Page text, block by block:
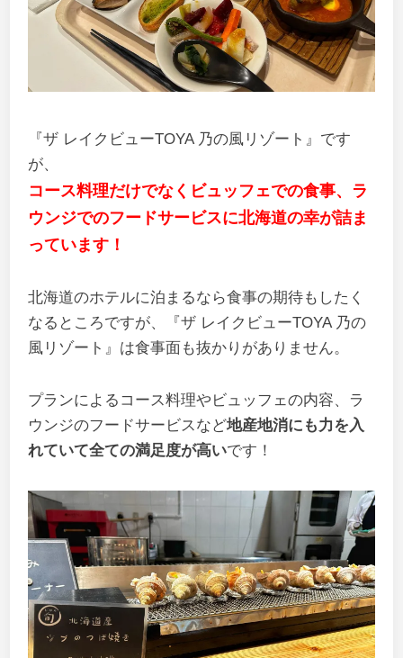
『ザ レイクビューTOYA 乃の風リゾート』です
が、
コース料理だけでなくビュッフェでの食事、ラ
ウンジでのフードサービスに北海道の幸が詰ま
っています！
北海道のホテルに泊まるなら食事の期待もしたく
なるところですが、『ザ レイクビューTOYA 乃の
風リゾート』は食事面も抜かりがありません。
プランによるコース料理やビュッフェの内容、ラ
ウンジのフードサービスなど地産地消にも力を入
れていて全ての満足度が高いです！